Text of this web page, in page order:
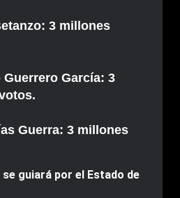
3 millones
García: 3
Guerra: 3 millones
guiará por el Estado de